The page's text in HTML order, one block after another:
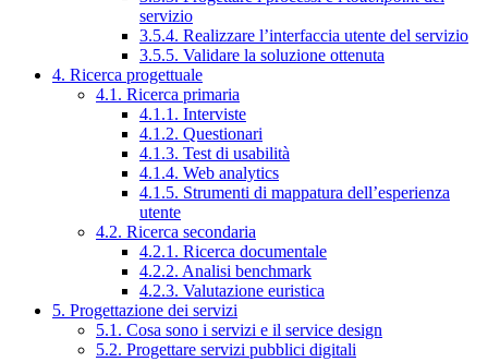
servizio
3.5.4. Realizzare l’interfaccia utente del servizio
3.5.5. Validare la soluzione ottenuta
4. Ricerca progettuale
4.1. Ricerca primaria
4.1.1. Interviste
4.1.2. Questionari
4.1.3. Test di usabilità
4.1.4. Web analytics
4.1.5. Strumenti di mappatura dell’esperienza
utente
4.2. Ricerca secondaria
4.2.1. Ricerca documentale
4.2.2. Analisi benchmark
4.2.3. Valutazione euristica
5. Progettazione dei servizi
5.1. Cosa sono i servizi e il service design
5.2. Progettare servizi pubblici digitali